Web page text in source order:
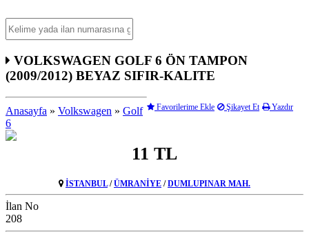
VOLKSWAGEN GOLF 6 ÖN TAMPON
(2009/2012) BEYAZ SIFIR-KALITE
Favorilerime Ekle Şikayet Et Yazdır
Anasayfa » Volkswagen » Golf
6
11 TL
İSTANBUL/ÜMRANİYE /DUMLUPINAR MAH.
İlan No
208